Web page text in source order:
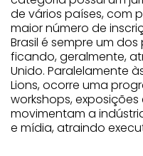
de vários países, com
maior número de
Brasil é sempre um
ficando, geralmente,
Unido. Paralelamente
Lions, ocorre uma
workshops,
movimentam a
e mídia, atraindo